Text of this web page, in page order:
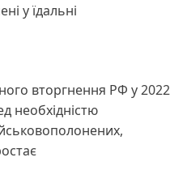
у їдальні
вторгнення РФ у 2022
необхідністю